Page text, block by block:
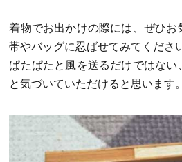
着物でお出かけの際には、ぜひお
帯やバッグに忍ばせてみてくださ
ぱたぱたと風を送るだけではない
と気づいていただけると思います。